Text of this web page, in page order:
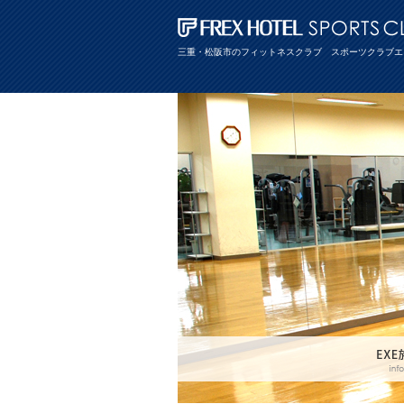
三重・松阪市のフィットネスクラブ スポーツクラブ